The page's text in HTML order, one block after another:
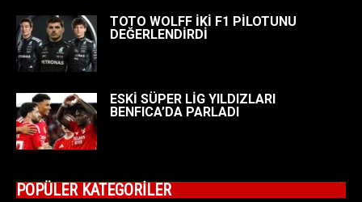
TOTO WOLFF İKİ F1 PİLOTUNU
DEĞERLENDİRDİ
ESKİ SÜPER LİG YILDIZLARI
BENFICA’DA PARLADI
POPÜLER KATEGORİLER